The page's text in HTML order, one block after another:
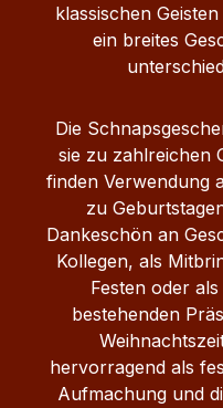
klassischen
ein breites
Die
sie zu zahlreichen
finden Verwendung
zu
Dankeschön an
Kollegen, als
Festen oder
bestehenden
hervorragend als
Aufmachung und